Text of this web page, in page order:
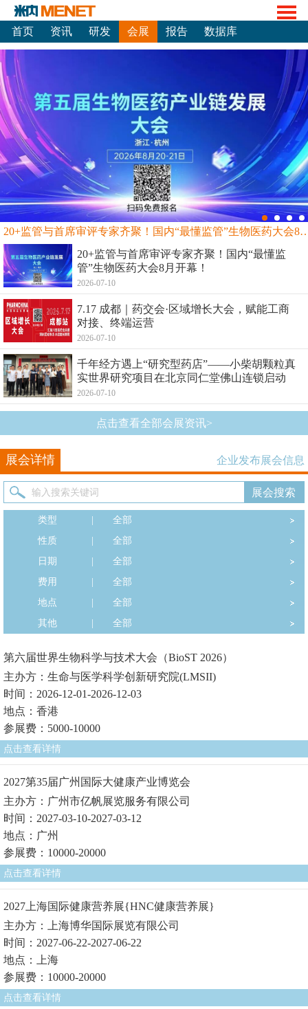
首页 资讯 研发 会展 报告 数据库
20+监管与首席审评专家齐聚！国内“最
20+监管与首席审评专家齐聚！国内“最懂监
管”生物医药大会8月开幕！
2026-07-10
7.17 成都｜药交会·区域增长大会，赋能工商
对接、终端运营
2026-07-10
千年经方遇上“研究型药店”——小柴胡颗粒真
实世界研究项目在北京同仁堂佛山连锁启动
2026-07-10
点击查看全部会展资讯>
展会详情 企业发布展会信息
类型
全部
性质
全部
日期
全部
费用
全部
地点
全部
其他
全部
第六届世界生物科学与技术大会（BioST 2026）
主办方：生命与医学科学创新研究院(LMSII)
时间：2026-12-01-2026-12-03
地点：香港
参展费：5000-10000
点击查看详情
2027第35届广州国际大健康产业博览会
主办方：广州市亿帆展览服务有限公司
时间：2027-03-10-2027-03-12
地点：广州
参展费：10000-20000
点击查看详情
2027上海国际健康营养展{HNC健康营养展}
主办方：上海博华国际展览有限公司
时间：2027-06-22-2027-06-22
地点：上海
参展费：10000-20000
点击查看详情